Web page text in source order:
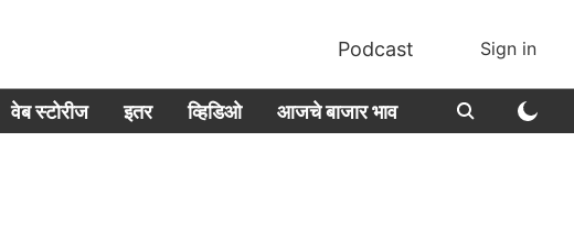
Podcast Sign in
वेब स्टोरीज इतर व्हिडिओ आजचे बाजार भाव